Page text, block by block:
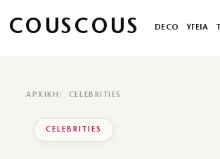
COUSCOUS DECO ΥΓΕΙΑ
ΑΡΧΙΚΉ CELEBRITIES
CELEBRITIES